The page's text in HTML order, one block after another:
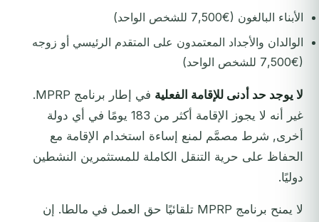
الأبناء البالغون (€7,500 للشخص الواحد)
الوالدان والأجداد المعتمدون على المتقدم الرئيسي أو زوجه
(€7,500 للشخص الواحد)
لا يوجد حد أدنى للإقامة الفعلية
في إطار برنامج MPRP.
غير أنه لا يجوز الإقامة أكثر من 183 يومًا في أي دولة
أخرى, شرط مصمَّم لمنع إساءة استخدام الإقامة مع
الحفاظ على حرية التنقل الكاملة للمستثمرين النشطين
دوليًا.
لا يمنح برنامج MPRP تلقائيًا حق العمل في مالطا. إن